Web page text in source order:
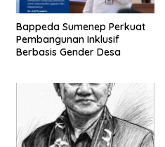
Bappeda Sumenep Perkuat
Pembangunan Inklusif
Berbasis Gender Desa